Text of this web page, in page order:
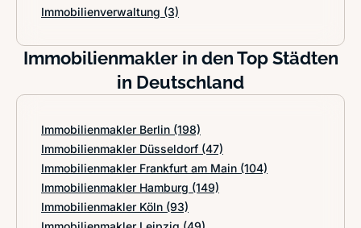
Immobilienverwaltung (3)
Immobilienmakler in den Top Städten
in Deutschland
Immobilienmakler Berlin (198)
Immobilienmakler Düsseldorf (47)
Immobilienmakler Frankfurt am Main (104)
Immobilienmakler Hamburg (149)
Immobilienmakler Köln (93)